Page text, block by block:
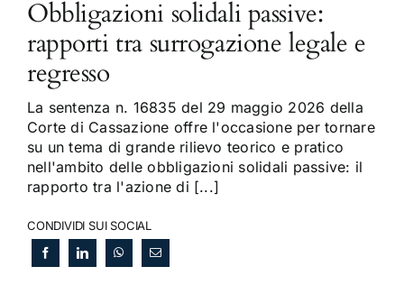
Obbligazioni solidali passive:
rapporti tra surrogazione legale e
regresso
La sentenza n. 16835 del 29 maggio 2026 della
Corte di Cassazione offre l'occasione per tornare
su un tema di grande rilievo teorico e pratico
nell'ambito delle obbligazioni solidali passive: il
rapporto tra l'azione di [...]
CONDIVIDI SUI SOCIAL